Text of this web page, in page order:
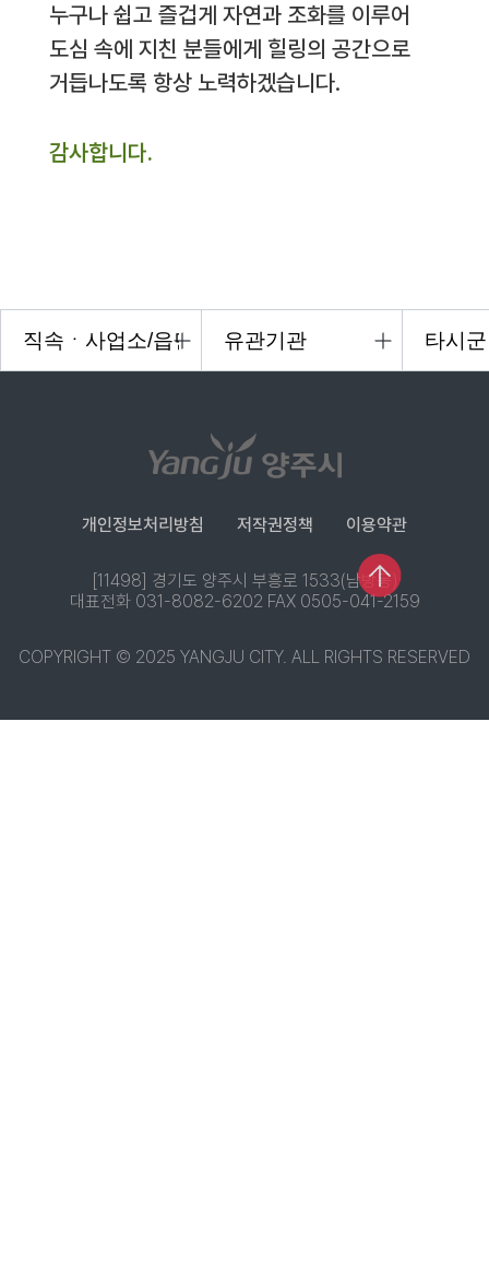
누구나 쉽고 즐겁게 자연과 조화를 이루어
도심 속에 지친 분들에게 힐링의 공간으로
거듭나도록 항상 노력하겠습니다.
감사합니다.
개인정보처리방침 저작권정책 이용약관
[11498] 경기도 양주시 부흥로 1533(남방동)
대표전화 031-8082-6202 FAX 0505-041-2159
COPYRIGHT © 2025 YANGJU CITY. ALL RIGHTS RESERVED